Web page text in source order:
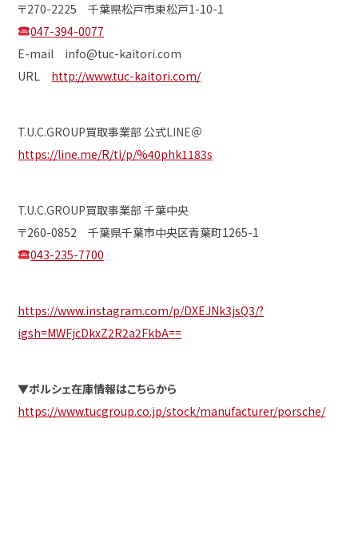
〒270-2225 千葉県松戸市東松戸1-10-1
047-394-0077
E-mail info@tuc-kaitori.com
URL http://www.tuc-kaitori.com/
T.U.C.GROUP買取事業部 公式LINE＠
https://line.me/R/ti/p/%40phk1183s
T.U.C.GROUP買取事業部 千葉中央
〒260-0852 千葉県千葉市中央区青葉町1265-1
043-235-7700
https://www.instagram.com/p/DXEJNk3jsQ3/?
igsh=MWFjcDkxZ2R2a2FkbA==
▼ポルシェ在庫情報はこちらから
https://www.tucgroup.co.jp/stock/manufacturer/porsche/